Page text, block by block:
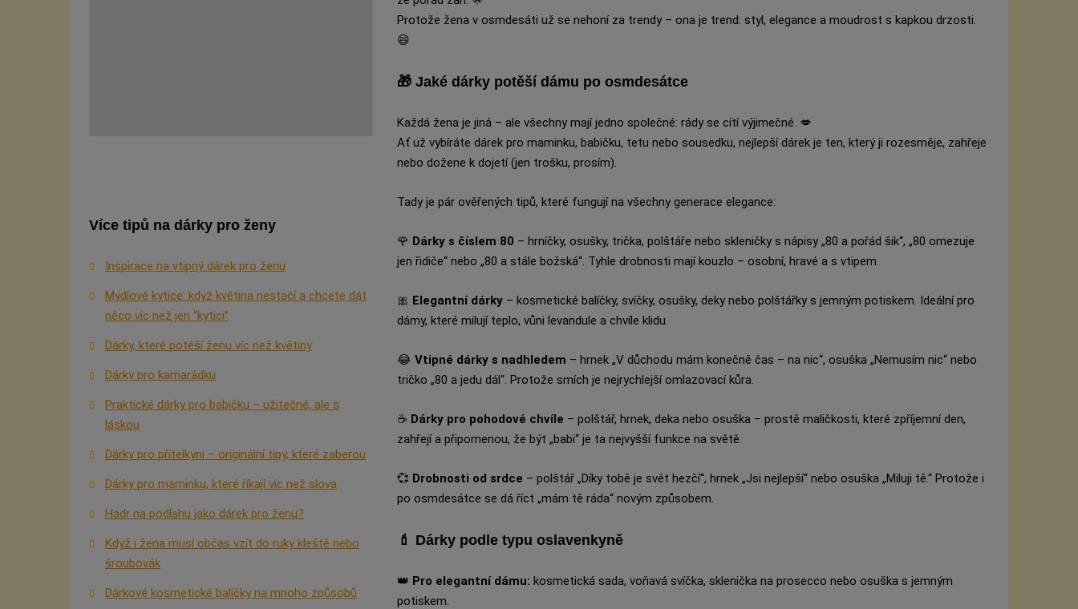
Více tipů na dárky pro ženy
Inspirace na vtipný dárek pro ženu
Mýdlové kytice: když květina nestačí a chcete dát
něco víc než jen “kytici”
Dárky, které potěší ženu víc než květiny
Dárky pro kamarádku
Praktické dárky pro babičku – užitečné, ale s
láskou
Dárky pro přítelkyni – originální tipy, které zaberou
Dárky pro maminku, které říkají víc než slova
Hadr na podlahu jako dárek pro ženu?
Když i žena musí občas vzít do ruky kleště nebo
šroubovák
Dárkové kosmetické balíčky na mnoho způsobů
Protože žena v osmdesáti už se nehoní za trendy – ona je trend: styl, elegance a moudrost s kapkou drzosti.
😄
🎁 Jaké dárky potěší dámu po osmdesátce
Každá žena je jiná – ale všechny mají jedno společné: rády se cítí výjimečné. 💋
Ať už vybíráte dárek pro maminku, babičku, tetu nebo sousedku, nejlepší dárek je ten, který ji rozesměje, zahřeje
nebo dožene k dojetí (jen trošku, prosím).
Tady je pár ověřených tipů, které fungují na všechny generace elegance:
🌹 Dárky s číslem 80 – hrníčky, osušky, trička, polštáře nebo skleničky s nápisy „80 a pořád šik“, „80 omezuje
jen řidiče“ nebo „80 a stále božská“. Tyhle drobnosti mají kouzlo – osobní, hravé a s vtipem.
🎀 Elegantní dárky– kosmetické balíčky, svíčky, osušky, deky nebo polštářky s jemným potiskem. Ideální pro
dámy, které milují teplo, vůni levandule a chvíle klidu.
😂 Vtipné dárky s nadhledem – hrnek „V důchodu mám konečně čas – na nic“, osuška „Nemusím nic“ nebo
tričko „80 a jedu dál“. Protože smích je nejrychlejší omlazovací kůra.
☕ Dárky pro pohodové chvíle – polštář, hrnek, deka nebo osuška – prostě maličkosti, které zpříjemní den,
zahřejí a připomenou, že být „babi“ je ta nejvyšší funkce na světě.
💞 Drobnosti od srdce – polštář „Díky tobě je svět hezčí“, hrnek „Jsi nejlepší“ nebo osuška „Miluji tě.“ Protože i
po osmdesátce se dá říct „mám tě ráda“ novým způsobem.
💄 Dárky podle typu oslavenkyně
👑 Pro elegantní dámu: kosmetická sada, voňavá svíčka, sklenička na prosecco nebo osuška s jemným
potiskem.